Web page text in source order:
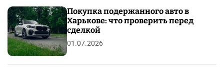
Покупка подержанного авто в
Харькове: что проверить перед
сделкой
01.07.2026